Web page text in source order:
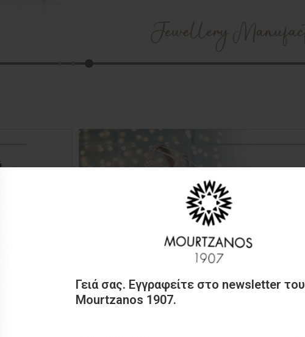
Γειά σας. Εγγραφείτε στο newsletter του
Mourtzanos 1907.